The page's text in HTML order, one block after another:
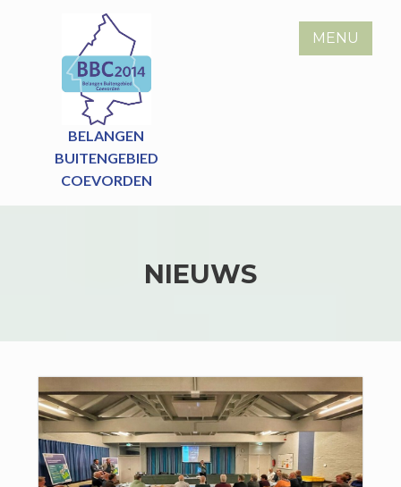
BELANGEN
BUITENGEBIED
COEVORDEN
MENU
NIEUWS